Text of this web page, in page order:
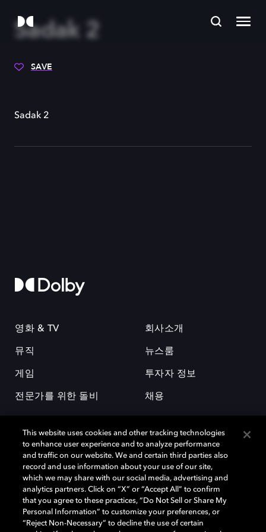
Sadak 2
SAVE
Sadak 2
영화 & TV
뮤직
게임
전문가를 위한 돌비
회사소개
뉴스룸
투자자 정보
채용
돌비(Dolby)와 double-D 심볼은 미국 및 기타 국가 돌비래버러토리스
(Dolby Laboratories, Inc.)의 등록 및 미등록 상표이다. 그 밖에 다른 자료에
기재된 상표는 해당 상표 소유권자의 등록상표로 유지된다. © 2025 Dolby
Laboratories, Inc. All rights reserved.
This website uses cookies and other tracking technologies
to enhance user experience and to analyze performance
and traffic on our website. We and certain third parties also
record and use information about your use of our site,
which we may share with our social media, advertising and
analytics partners. Click on “X” or “Accept All” to confirm
that you agree to these practices, “Do Not Sell or Share My
Personal Information” to customize your preferences, or
“Reject Non-Necessary” to decline the use of certain